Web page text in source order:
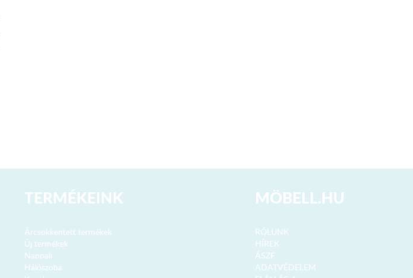
lefolyóval.
Választható belevágós 1 mély+cseppes változatban.
2 db végzáró
1 db homorú - 1 db domború sarokfordító
Az alapár
TERMÉKEINK
Árcsökkentett termékek
Új termékek
Nappali
Hálószoba
MÖBELL.HU
RÓLUNK
HÍREK
ÁSZF
ADATVÉDELEM